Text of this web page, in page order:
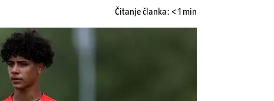
Čitanje članka: < 1 min